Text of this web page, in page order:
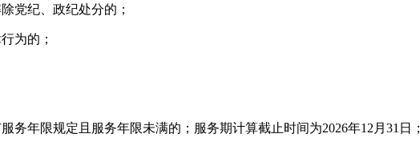
党纪、政纪处分的；
为的；
年限规定且服务年限未满的；服务期计算截止时间为2026年12月31日；